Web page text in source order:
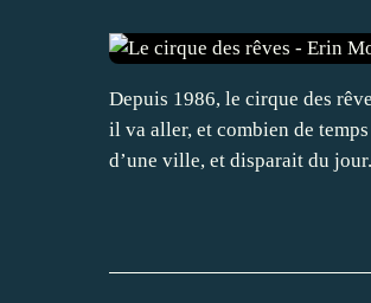
Depuis 1986, le cirque des
il va aller, et combien de
d’une ville, et disparait du